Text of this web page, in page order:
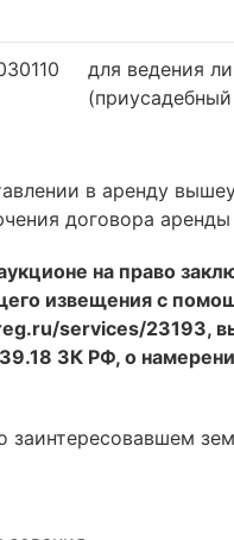
для ведения
в аренду
договора
на право
извещения с
services/23193,
ЗК РФ, о